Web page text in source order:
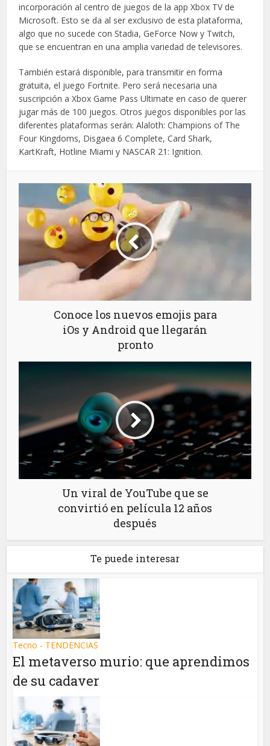
incorporación al centro de juegos de la app Xbox TV de
Microsoft. Esto se da al ser exclusivo de esta plataforma,
algo que no sucede con Stadia, GeForce Now y Twitch,
que se encuentran en una amplia variedad de televisores.
También estará disponible, para transmitir en forma
gratuita, el juego Fortnite. Pero será necesaria una
suscripción a Xbox Game Pass Ultimate en caso de querer
jugar más de 100 juegos. Otros juegos disponibles por las
diferentes plataformas serán: Alaloth: Champions of The
Four Kingdoms, Disgaea 6 Complete, Card Shark,
KartKraft, Hotline Miami y NASCAR 21: Ignition.
Conoce los nuevos emojis para
iOs y Android que llegarán
pronto
Un viral de YouTube que se
convirtió en película 12 años
después
Te puede interesar
Tecno - TENDENCIAS
El metaverso murio: que aprendimos
de su cadaver